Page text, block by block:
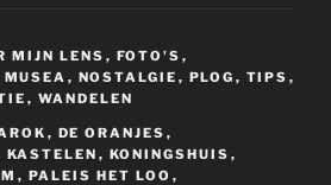
MIJN LENS , FOTO'S ,
MUSEA , NOSTALGIE , PLOG , TIPS ,
, WANDELEN
, DE ORANJES ,
KASTELEN , KONINGSHUIS ,
, PALEIS HET LOO ,